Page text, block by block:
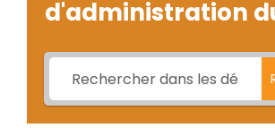
d'administration